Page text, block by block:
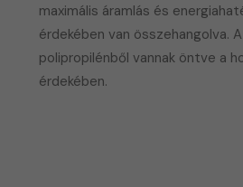
maximális áramlás és
érdekében van összehangolva.
polipropilénből vannak öntve a
érdekében.